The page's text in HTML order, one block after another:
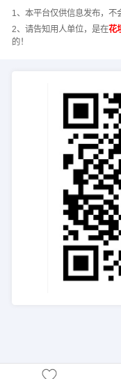
1、本平台仅供信息发布，不
2、请告知用人单位，是在花
的！